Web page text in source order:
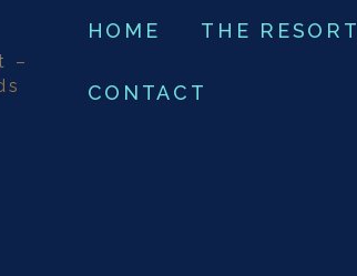
HOME THE RESORT
CONTACT